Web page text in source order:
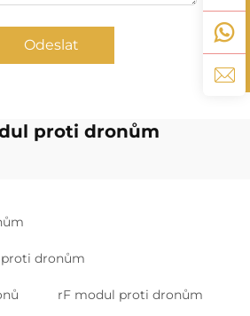
Odeslat
proti dronům
dronům
rF modul proti dronům